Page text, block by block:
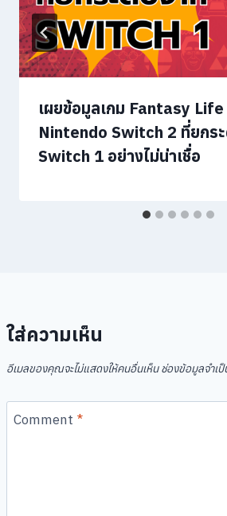
เผยข้อมูลเกม Fantasy
Nintendo Switch 2 ที่ยกร
Switch 1 อย่างไม่น่าเชื่อ
ใส่ความเห็น
อีเมลของคุณจะไม่แสดงให้คนอื่นเห็น ช่องข้อมูลจำเ
Comment *